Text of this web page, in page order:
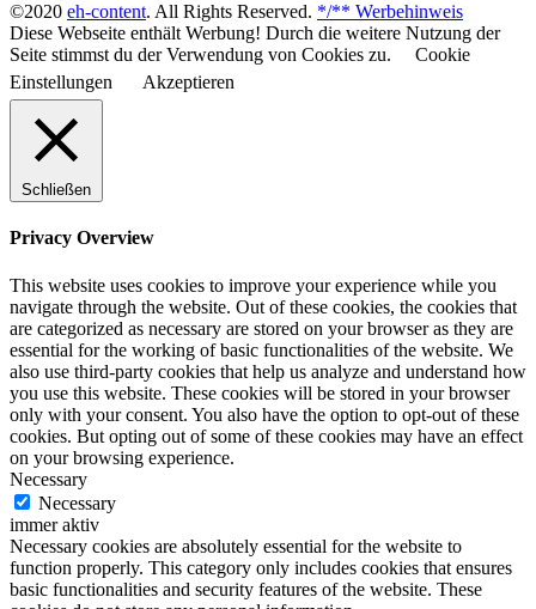
©2020 eh-content. All Rights Reserved. */** Werbehinweis
Diese Webseite enthält Werbung! Durch die weitere Nutzung der
Seite stimmst du der Verwendung von Cookies zu.
Cookie
Einstellungen
Akzeptieren
Schließen
Privacy Overview
This website uses cookies to improve your experience while you
navigate through the website. Out of these cookies, the cookies that
are categorized as necessary are stored on your browser as they are
essential for the working of basic functionalities of the website. We
also use third-party cookies that help us analyze and understand how
you use this website. These cookies will be stored in your browser
only with your consent. You also have the option to opt-out of these
cookies. But opting out of some of these cookies may have an effect
on your browsing experience.
Necessary
Necessary
immer aktiv
Necessary cookies are absolutely essential for the website to
function properly. This category only includes cookies that ensures
basic functionalities and security features of the website. These